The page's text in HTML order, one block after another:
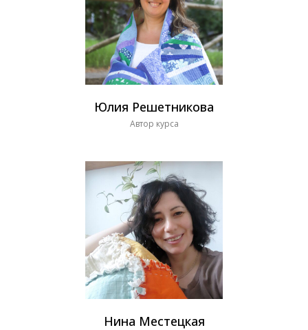
Юлия Решетникова
Автор курса
Нина Местецкая